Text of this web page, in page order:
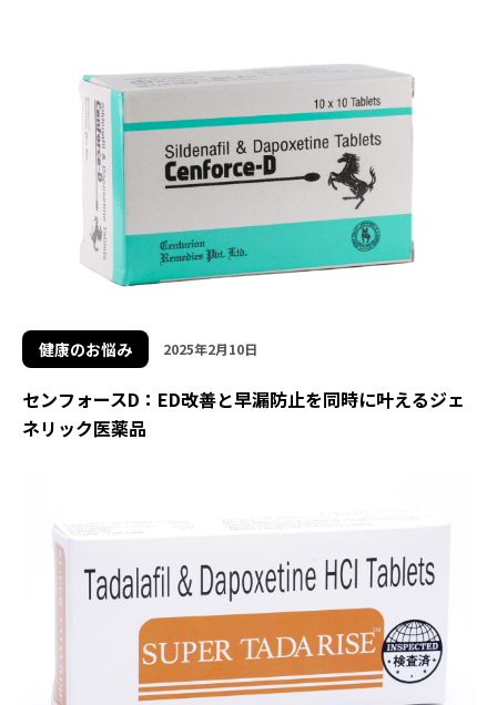
健康のお悩み 2025年2月10日
センフォースD：ED改善と早漏防止を同時に叶えるジェ
ネリック医薬品